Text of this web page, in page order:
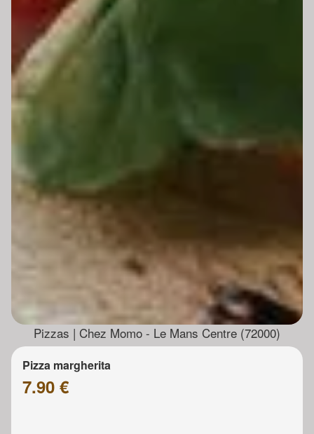
Pizzas | Chez Momo - Le Mans Centre (72000)
Pizza margherita
7.90 €